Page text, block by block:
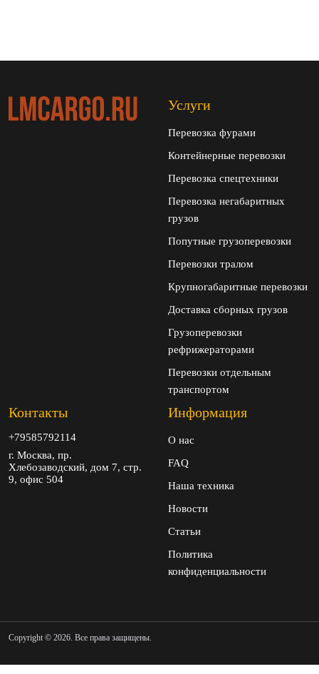
Услуги
Перевозка фурами
Контейнерные перевозки
Перевозка спецтехники
Перевозка негабаритных
грузов
Попутные грузоперевозки
Перевозки тралом
Крупногабаритные перевозки
Доставка сборных грузов
Грузоперевозки
рефрижераторами
Перевозки отдельным
транспортом
Контакты
+79585792114
г. Москва, пр.
Хлебозаводский, дом 7, стр.
9, офис 504
Информация
О нас
FAQ
Наша техника
Новости
Статьи
Политика
конфиденциальности
Copyright © 2026. Все права защищены.